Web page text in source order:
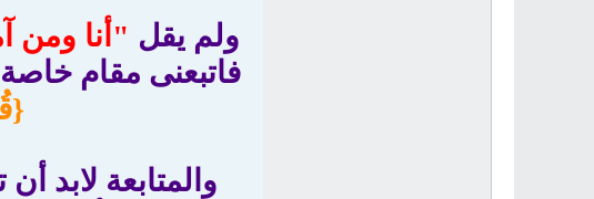
ولم يقل "أنا ومن
فاتبعنى مقام
والمتابعة لابد